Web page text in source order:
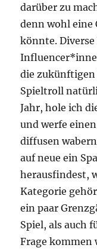
darüber zu
denn wohl eine
könnte.
die
Spieltroll
Jahr, hole ich
und werfe
diffusen
auf neue ein
herausfindest,
Kategorie
ein paar
Spiel, als auch
Frage kommen